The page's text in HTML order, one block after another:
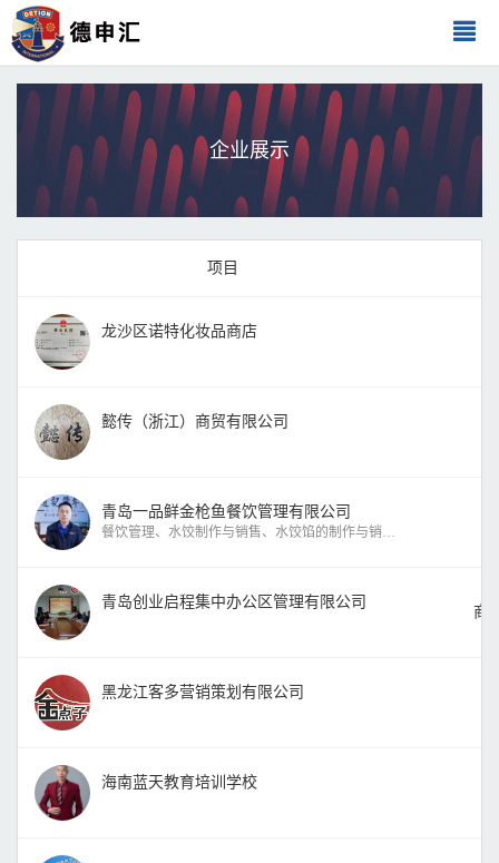
企业展示
项目
龙沙区诺特化妆品商店
懿传（浙江）商贸有限公司
青岛一品鲜金枪鱼餐饮管理有限公司
餐饮管理、水饺制作与销售、水饺馅的制作与销售等; 招牌特
青岛创业启程集中办公区管理有限公司
商
黑龙江客多营销策划有限公司
海南蓝天教育培训学校